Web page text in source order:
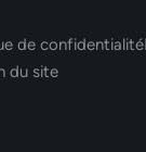
de confidentialité
du site